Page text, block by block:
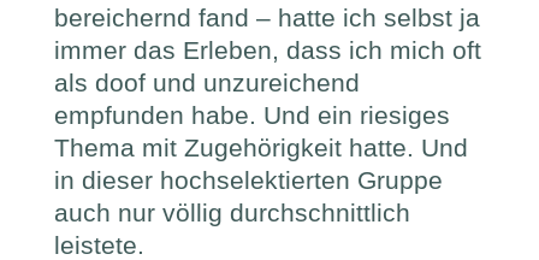
bereichernd fand – hatte ich selbst ja
immer das Erleben, dass ich mich oft
als doof und unzureichend
empfunden habe. Und ein riesiges
Thema mit Zugehörigkeit hatte. Und
in dieser hochselektierten Gruppe
auch nur völlig durchschnittlich
leistete.